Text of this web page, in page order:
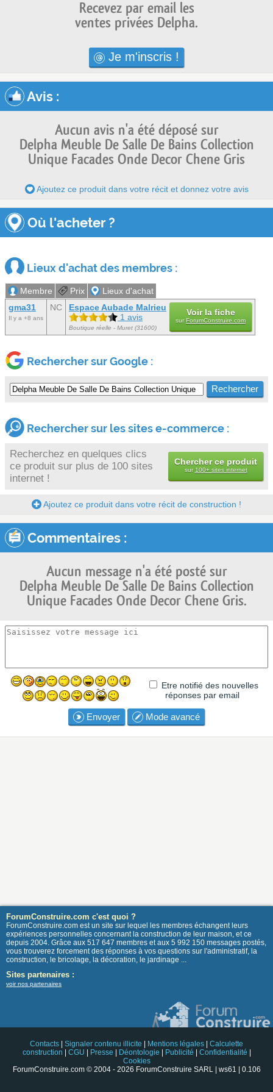
Recevez par email les
ventes privées Delpha.
Je m'inscris !
Avis :
Aucun avis n'a été déposé sur
Delpha Meuble De Salle De Bains Collection
Unique Facades Onde Decor Chene Gris
Ajoutez ce produit dans votre récit et donnez votre avis
Où l'acheter ?
Lieux d'achat des membres :
Membre Prix
Lieux d'achat
gma31
Il y a +8 ans
NC
Espace Aubade Malrieu
1 avis
Boutique réelle - Muret (31600)
Voir la fiche
surForumConstruire.com
Rechercher sur Google :
Rechercher sur les sites e-commerce :
Recherchez en quelques clics
ce produit sur plus de 100 sites
internet !
Chercher ce produit
sur 100+ sites internet
Ajoutez ce produit dans votre récit de construction !
Commentaires :
Aucun message n'a été posté sur
Delpha Meuble De Salle De Bains Collection
Unique Facades Onde Decor Chene Gris.
Etre notifié des nouvelles
réponses par email
Envoyer Mode avancé
ForumConstruire.com c'est quoi ?
ForumConstruire.com est un site sur lequel les membres échangent leurs
expériences personnelles concernant la construction de leur maison, et ce
depuis 2004. Grâce aux 517 647 membres et aux 5 992 150 messages postés,
vous trouverez forcement des réponses à vos questions sur l'administratif, la
construction, le bricolage, la décoration, le jardinage ...
Sites partenaires :
voir nos partenaires
Contacts Signaler contenu illicite Mentions légales
Calculette
construction
CGU Presse Déontologie Publicité Confidentialité
Cookies
ForumConstruire.com © 2004 - 2026 ForumConstruire SARL | ws61 | 0.106